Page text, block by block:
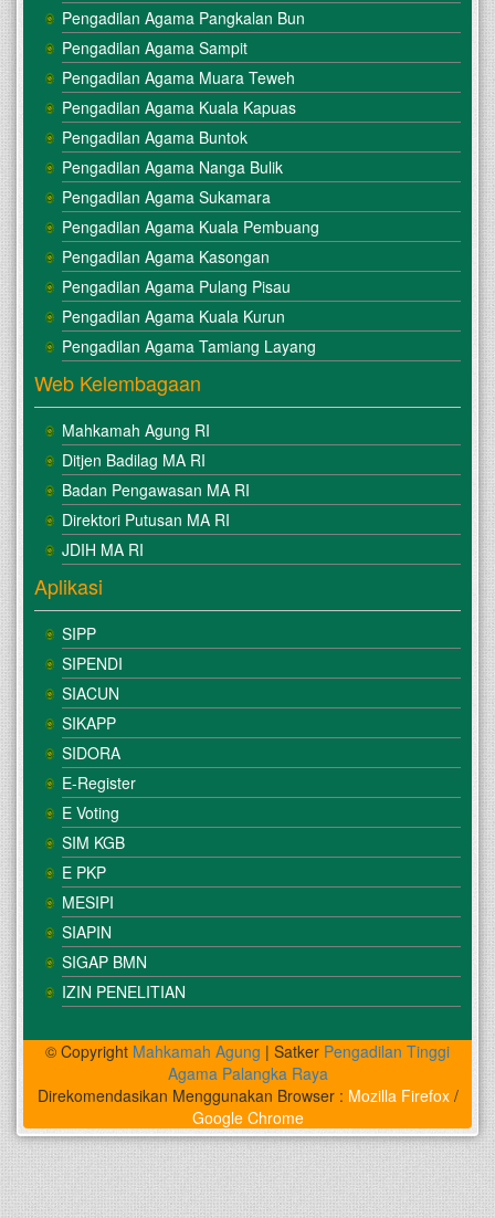
Pengadilan Agama Pangkalan Bun
Pengadilan Agama Sampit
Pengadilan Agama Muara Teweh
Pengadilan Agama Kuala Kapuas
Pengadilan Agama Buntok
Pengadilan Agama Nanga Bulik
Pengadilan Agama Sukamara
Pengadilan Agama Kuala Pembuang
Pengadilan Agama Kasongan
Pengadilan Agama Pulang Pisau
Pengadilan Agama Kuala Kurun
Pengadilan Agama Tamiang Layang
Web Kelembagaan
Mahkamah Agung RI
Ditjen Badilag MA RI
Badan Pengawasan MA RI
Direktori Putusan MA RI
JDIH MA RI
Aplikasi
SIPP
SIPENDI
SIACUN
SIKAPP
SIDORA
E-Register
E Voting
SIM KGB
E PKP
MESIPI
SIAPIN
SIGAP BMN
IZIN PENELITIAN
© Copyright Mahkamah Agung | Satker Pengadilan Tinggi
Agama Palangka Raya
Direkomendasikan Menggunakan Browser : Mozilla Firefox/
Google Chrome